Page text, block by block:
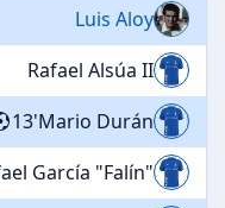
Luis Aloy
Rafael Alsúa II
13'Mario Durán
García "Falín"